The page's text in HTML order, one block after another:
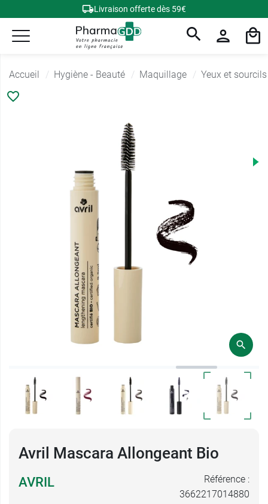
Livraison offerte dès 59€
Accueil Hygiène - Beauté Maquillage Yeux et sourcils
Avril Mascara Allongeant Bio
AVRIL
Référence :
3662217014880